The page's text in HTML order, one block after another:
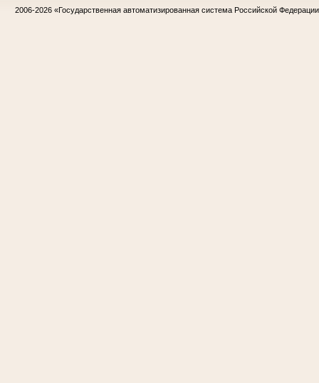
2006-2026 «Государственная автоматизированная система Российской